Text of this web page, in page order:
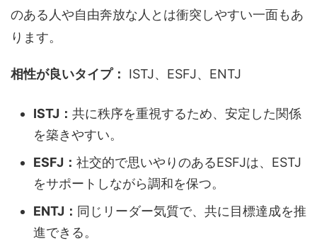
のある人や自由奔放な人とは衝突しやすい一面もあ
ります。
相性が良いタイプ： ISTJ、ESFJ、ENTJ
ISTJ： 共に秩序を重視するため、安定した関係
を築きやすい。
ESFJ： 社交的で思いやりのあるESFJは、ESTJ
をサポートしながら調和を保つ。
ENTJ： 同じリーダー気質で、共に目標達成を推
進できる。